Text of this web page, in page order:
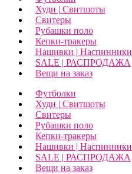
Худи | Свитшоты
Свитеры
Рубашки поло
Кепки-тракеры
Нашивки | Наспинники
SALE | РАСПРОДАЖА
Вещи на заказ
Футболки
Худи | Свитшоты
Свитеры
Рубашки поло
Кепки-тракеры
Нашивки | Наспинники
SALE | РАСПРОДАЖА
Вещи на заказ